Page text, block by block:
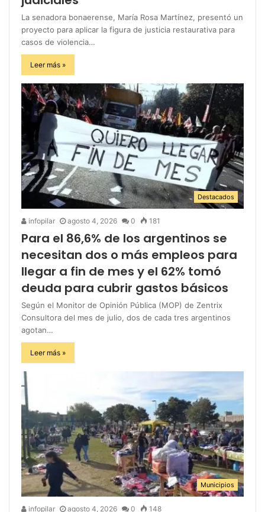
La senadora bonaerense, María Rosa Martínez, presentó un
proyecto para aplicar la figura de justicia restaurativa para
casos de violencia…
Leer más »
Destacados
infopilar agosto 4, 2026 0 181
Para el 86,6% de los argentinos se
necesitan dos o más empleos para
llegar a fin de mes y el 62% tomó
deuda para cubrir gastos básicos
Según el Monitor de Opinión Pública (MOP) de Zentrix
Consultora del mes de julio, dos de cada tres argentinos
agotan…
Leer más »
Municipios
infopilar agosto 4, 2026 0 148